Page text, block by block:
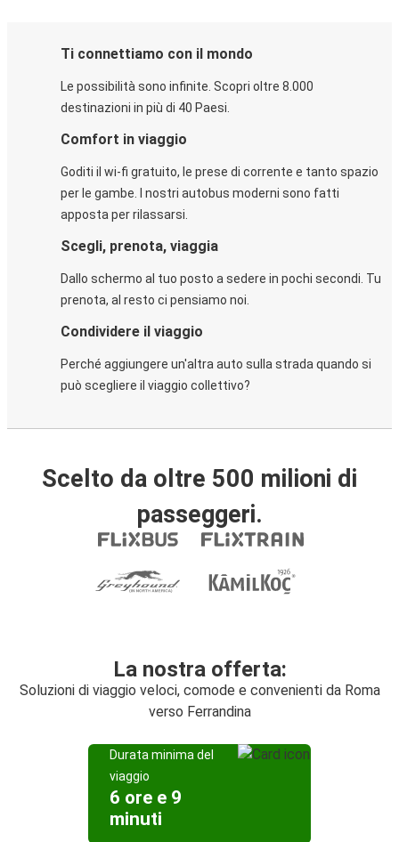
Ti connettiamo con il mondo
Le possibilità sono infinite. Scopri oltre 8.000
destinazioni in più di 40 Paesi.
Comfort in viaggio
Goditi il wi-fi gratuito, le prese di corrente e tanto spazio
per le gambe. I nostri autobus moderni sono fatti
apposta per rilassarsi.
Scegli, prenota, viaggia
Dallo schermo al tuo posto a sedere in pochi secondi. Tu
prenota, al resto ci pensiamo noi.
Condividere il viaggio
Perché aggiungere un'altra auto sulla strada quando si
può scegliere il viaggio collettivo?
Scelto da oltre 500 milioni di
passeggeri.
La nostra offerta:
Soluzioni di viaggio veloci, comode e convenienti da Roma
verso Ferrandina
Durata minima del
viaggio
6 ore e 9
minuti